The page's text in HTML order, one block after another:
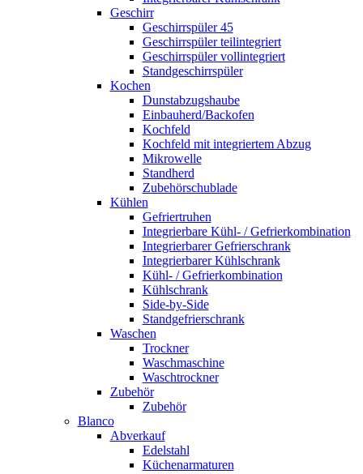
Geschirr
Geschirrspüler 45
Geschirrspüler teilintegriert
Geschirrspüler vollintegriert
Standgeschirrspüler
Kochen
Dunstabzugshaube
Einbauherd/Backofen
Kochfeld
Kochfeld mit integriertem Abzug
Mikrowelle
Standherd
Zubehörschublade
Kühlen
Gefriertruhen
Integrierbare Kühl- / Gefrierkombination
Integrierbarer Gefrierschrank
Integrierbarer Kühlschrank
Kühl- / Gefrierkombination
Kühlschrank
Side-by-Side
Standgefrierschrank
Waschen
Trockner
Waschmaschine
Waschtrockner
Zubehör
Zubehör
Blanco
Abverkauf
Edelstahl
Küchenarmaturen